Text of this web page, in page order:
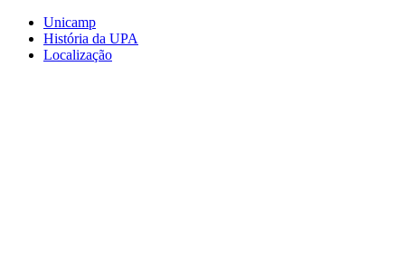
Conteúdo principal
Unicamp
História da UPA
Localização